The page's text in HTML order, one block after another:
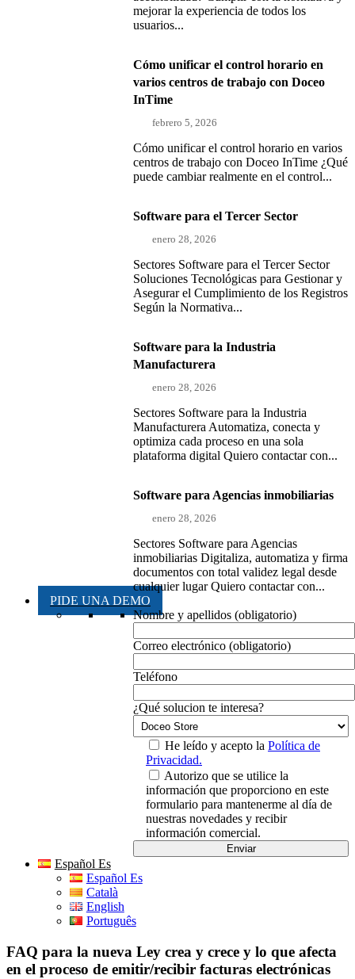
mejorar la experiencia de todos los
usuarios...
Cómo unificar el control horario en
varios centros de trabajo con Doceo
InTime
febrero 5, 2026
Cómo unificar el control horario en varios
centros de trabajo con Doceo InTime ¿Qué
puede cambiar realmente en el control...
Software para el Tercer Sector
enero 28, 2026
Sectores Software para el Tercer Sector
Soluciones Tecnológicas para Gestionar y
Asegurar el Cumplimiento de los Registros
Según la Normativa...
Software para la Industria
Manufacturera
enero 28, 2026
Sectores Software para la Industria
Manufacturera Automatiza, conecta y
optimiza cada proceso en una sola
plataforma digital Quiero contactar con...
Software para Agencias inmobiliarias
enero 28, 2026
Sectores Software para Agencias
inmobiliarias Digitaliza, automatiza y firma
documentos con total validez legal desde
cualquier lugar Quiero contactar con...
PIDE UNA DEMO
Nombre y apellidos (obligatorio)
Correo electrónico (obligatorio)
Teléfono
¿Qué solucion te interesa?
He leído y acepto la Política de
Privacidad.
Autorizo que se utilice la
información que proporciono en este
formulario para mantenerme al día de
nuestras novedades y recibir
información comercial.
Español Es
Español Es
Català
English
Português
FAQ para la nueva Ley crea y crece y lo que afecta
en el proceso de emitir/recibir facturas electrónicas